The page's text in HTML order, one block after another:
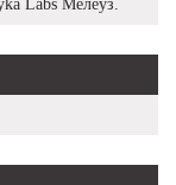
Labs Мелеуз.